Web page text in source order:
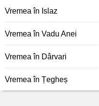
Vremea în Islaz
Vremea în Vadu Anei
Vremea în Dârvari
Vremea în Țegheș